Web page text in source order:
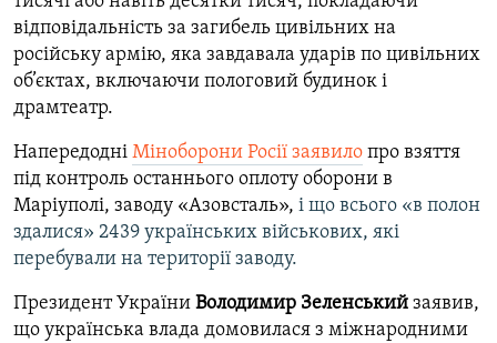
відповідальність за загибель цивільних на
російську армію, яка завдавала ударів по цивільних
об’єктах, включаючи пологовий будинок і
драмтеатр.
Напередодні Міноборони Росії заявило про взяття
під контроль останнього оплоту оборони в
Маріуполі, заводу «Азовсталь», і що всього «в полон
здалися» 2439 українських військових, які
перебували на території заводу.
Президент України Володимир Зеленський заявив,
що українська влада домовилася з міжнародними